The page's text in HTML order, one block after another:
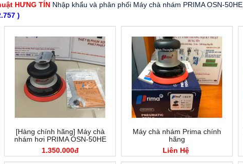
HƯNG TÍN Nhập khẩu và phân phối Máy chà nhám PRIMA OSN-50HE
)
[Hàng chính hãng] Máy chà
nhám hơi PRIMA OSN-50HE
1.350.000đ
Máy chà nhám Prima chính
hãng
Liên Hệ